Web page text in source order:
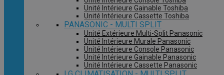
Unité Intérieure Gainable Toshiba
Unité Intérieure Cassette Toshiba
PANASONIC - MULTI SPLIT
Unité Extérieure Multi-Split Panasonic
Unité Intérieure Murale Panasonic
Unité Intérieure Console Panasonic
Unité Intérieure Gainable Panasonic
Unité Intérieure Cassette Panasonic